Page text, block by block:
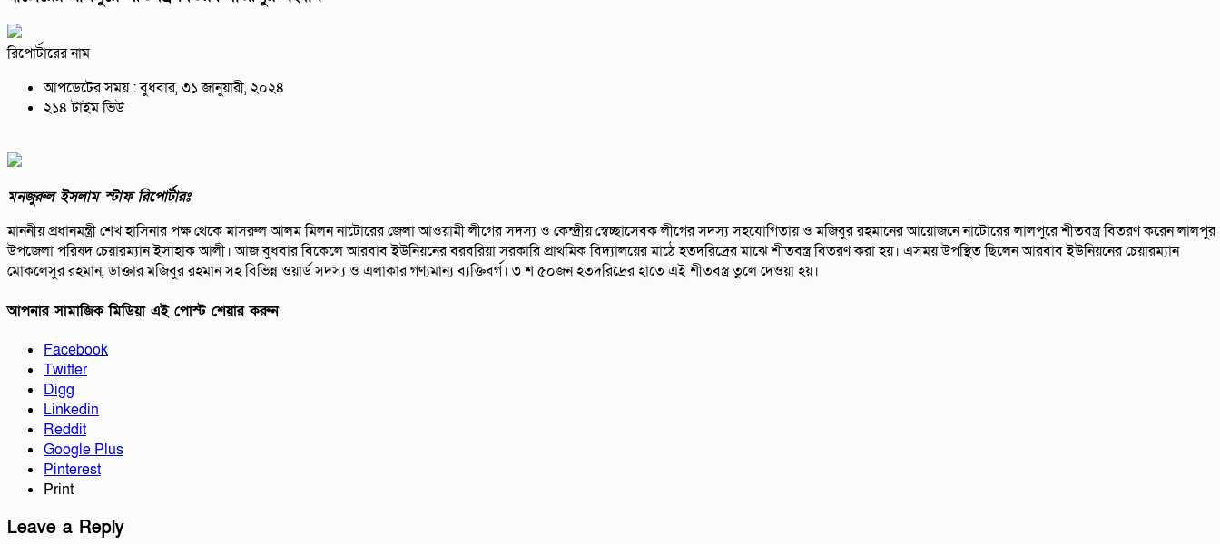
রিপোর্টারের নাম
আপডেটের সময় : বুধবার, ৩১ জানুয়ারী, ২০২৪
২১৪ টাইম ভিউ
মনজুরুল ইসলাম স্টাফ রিপোর্টারঃ
মাননীয় প্রধানমন্ত্রী শেখ হাসিনার পক্ষ থেকে মাসরুল আলম মিলন নাটোরের জেলা আওয়ামী লীগের সদস্য ও কেন্দ্রীয় স্বেচ্ছাসেবক লীগের সদস্য সহযোগিতায় ও মজিবুর রহমানের আয়োজনে নাটোরের লালপুরে শীতবস্ত্র বিতরণ করেন লালপুর
উপজেলা পরিষদ চেয়ারম্যান ইসাহাক আলী। আজ বুধবার বিকেলে আরবাব ইউনিয়নের বরবরিয়া সরকারি প্রাথমিক বিদ্যালয়ের মাঠে হতদরিদ্রের মাঝে শীতবস্ত্র বিতরণ করা হয়। এসময় উপস্থিত ছিলেন আরবাব ইউনিয়নের চেয়ারম্যান
মোকলেসুর রহমান, ডাক্তার মজিবুর রহমান সহ বিভিন্ন ওয়ার্ড সদস্য ও এলাকার গণ্যমান্য ব্যক্তিবর্গ। ৩ শ ৫০জন হতদরিদ্রের হাতে এই শীতবস্ত্র তুলে দেওয়া হয়।
আপনার সামাজিক মিডিয়া এই পোস্ট শেয়ার করুন
Facebook
Twitter
Digg
Linkedin
Reddit
Google Plus
Pinterest
Print
Leave a Reply